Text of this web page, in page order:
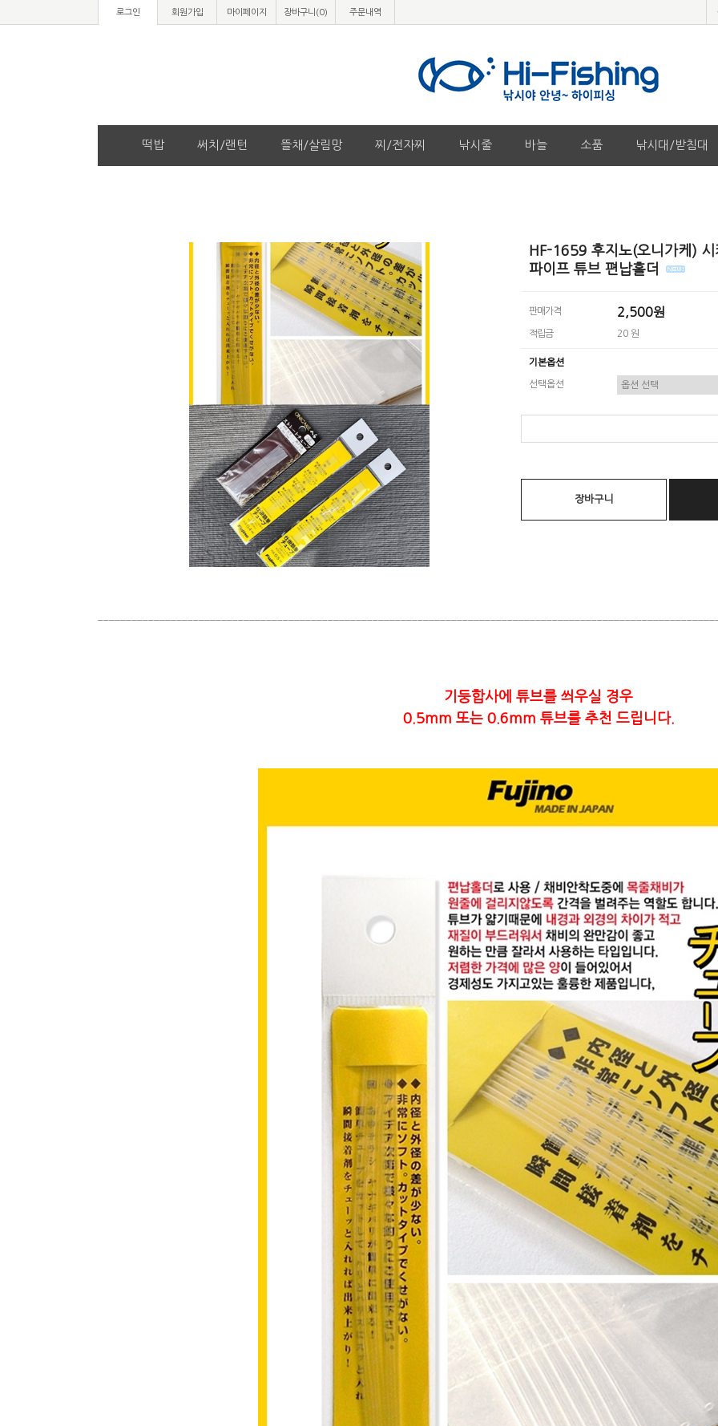
로그인 회원가입 마이페이지 장바구니(0) 주문내역
떡밥 써치/랜턴 뜰채/살림망 찌/전자찌 낚시줄 바늘 소품 낚시대/받침대
HF-1659 후지노(오니가케) 시
파이프 튜브 편납홀더
판매가격 2,500원
적립금 20 원
기본옵션
선택옵션
장바구니
기둥합사에 튜브를 씌우실 경우
0.5mm 또는 0.6mm 튜브를 추천 드립니다.